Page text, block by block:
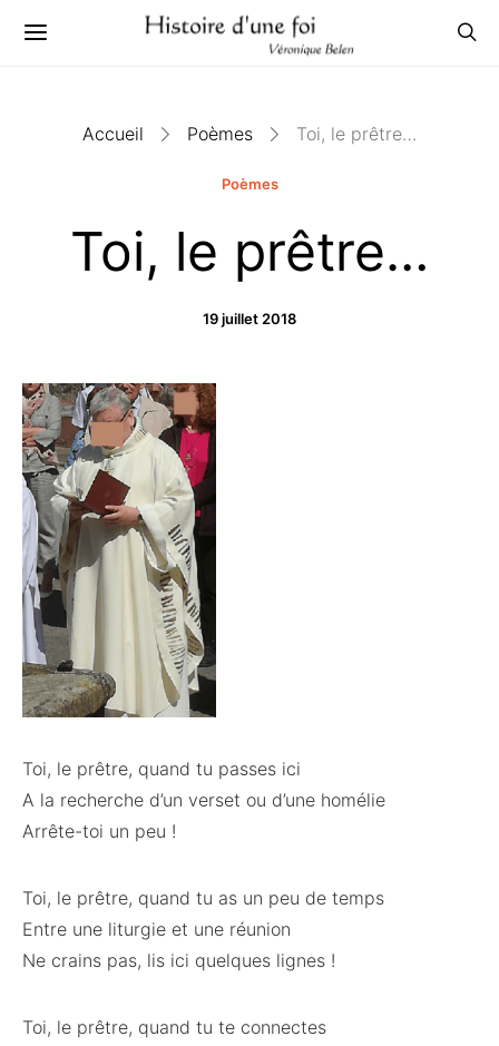
Accueil Poèmes Toi, le prêtre…
Poèmes
Toi, le prêtre…
19 juillet 2018
Toi, le prêtre, quand tu passes ici
A la recherche d’un verset ou d’une homélie
Arrête-toi un peu !
Toi, le prêtre, quand tu as un peu de temps
Entre une liturgie et une réunion
Ne crains pas, lis ici quelques lignes !
Toi, le prêtre, quand tu te connectes